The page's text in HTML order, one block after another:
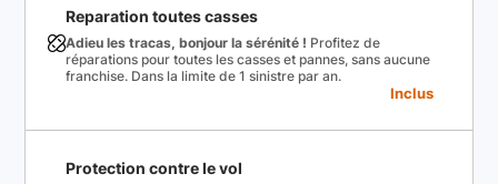
Reparation toutes casses
Adieu les tracas, bonjour la sérénité ! Profitez de
réparations pour toutes les casses et pannes, sans aucune
franchise. Dans la limite de 1 sinistre par an.
Inclus
Protection contre le vol